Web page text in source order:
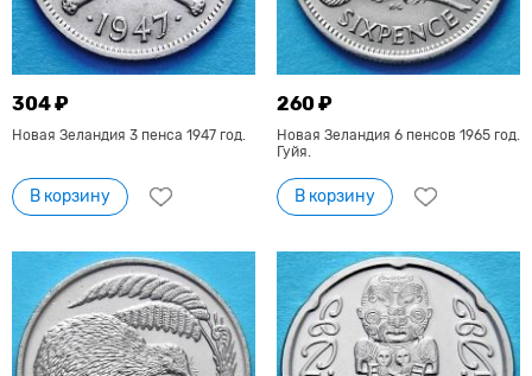
304 ₽
Новая Зеландия 3 пенса 1947 год.
В корзину
260 ₽
Новая Зеландия 6 пенсов 1965 год.
Гуйя.
В корзину